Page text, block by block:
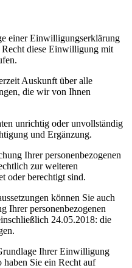
einer Einwilligungserklärung
Recht diese Einwilligung mit
Auskunft über alle
die wir von Ihnen
unrichtig oder unvollständig
und Ergänzung.
Ihrer personenbezogenen
zur weiteren
oder berechtigt sind.
können Sie auch
Ihrer personenbezogenen
24.05.2018: die
Ihrer Einwilligung
haben Sie ein Recht auf